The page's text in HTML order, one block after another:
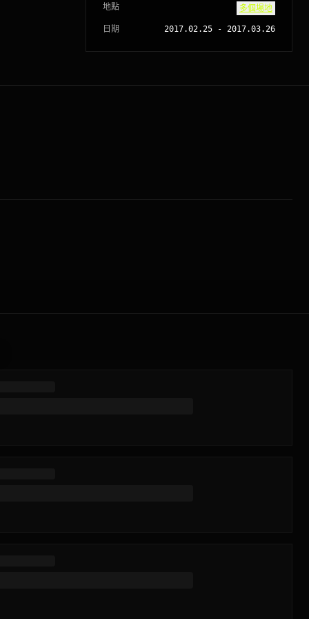
地點 多個場地
日期 2017.02.25 - 2017.03.26